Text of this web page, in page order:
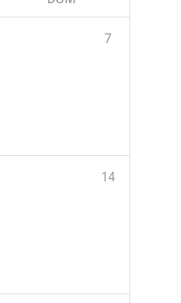
7
14